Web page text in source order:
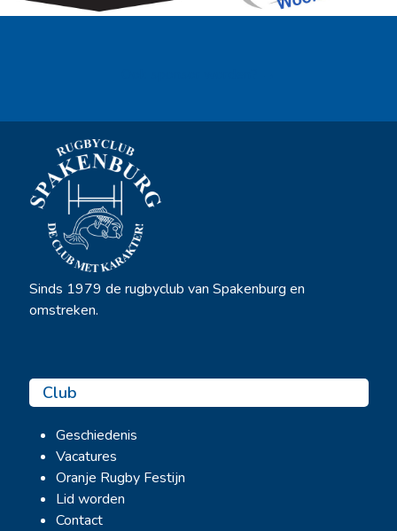
Sinds 1979 de rugbyclub van Spakenburg en
omstreken.
Club
Geschiedenis
Vacatures
Oranje Rugby Festijn
Lid worden
Contact